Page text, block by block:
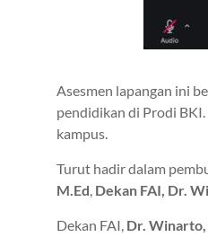
Asesmen lapangan ini
pendidikan di Prodi
kampus.
Turut hadir dalam
M.Ed, Dekan FAI, Dr.
Dekan FAI, Dr.